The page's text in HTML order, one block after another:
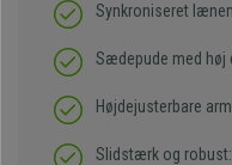
Synkroniseret
Sædepude med høj
Højdejusterbare
Slidstærk og